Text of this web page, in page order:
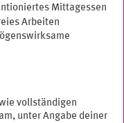
Mittagessen
Arbeiten
vollständigen
unter Angabe deiner